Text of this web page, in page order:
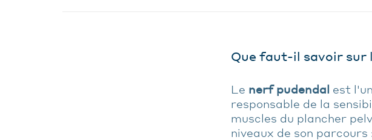
Que faut-il savoir sur
Le nerf pudendal est
responsable de la
muscles du plancher
niveaux de son parcours